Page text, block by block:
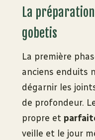
La
gobetis
La première
anciens enduits
dégarnir les
de profondeur.
propre et
veille et le jour